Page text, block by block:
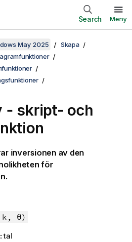
Search Meny
May 2025
Skapa
- skript- och
inversionen av den
för
k, θ)
tal